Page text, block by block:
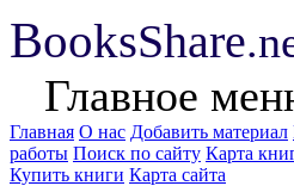
BooksShare
Главное
Главная О нас Добавить материал
работы Поиск по сайту Карта
Купить книги Карта сайта